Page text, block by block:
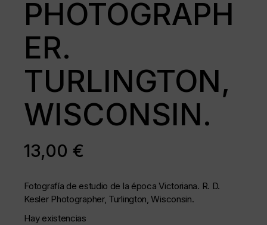
PHOTOGRAPH
ER.
TURLINGTON,
WISCONSIN.
13,00€
Fotografía de estudio de la época Victoriana. R. D.
Kesler Photographer, Turlington, Wisconsin.
Hay existencias